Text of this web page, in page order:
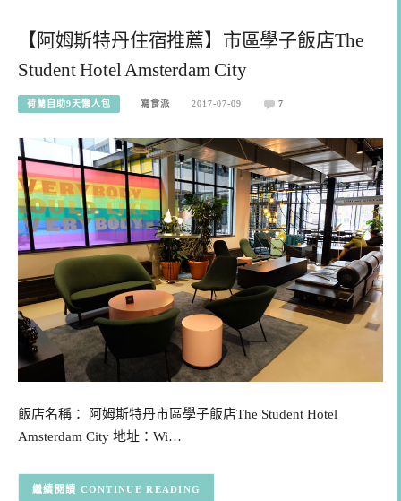
【阿姆斯特丹住宿推薦】市區學子飯店The
Student Hotel Amsterdam City
荷蘭自助9天懶人包 寫食派 2017-07-09 7
飯店名稱： 阿姆斯特丹市區學子飯店The Student Hotel
Amsterdam City 地址：Wi…
CONTINUE READING